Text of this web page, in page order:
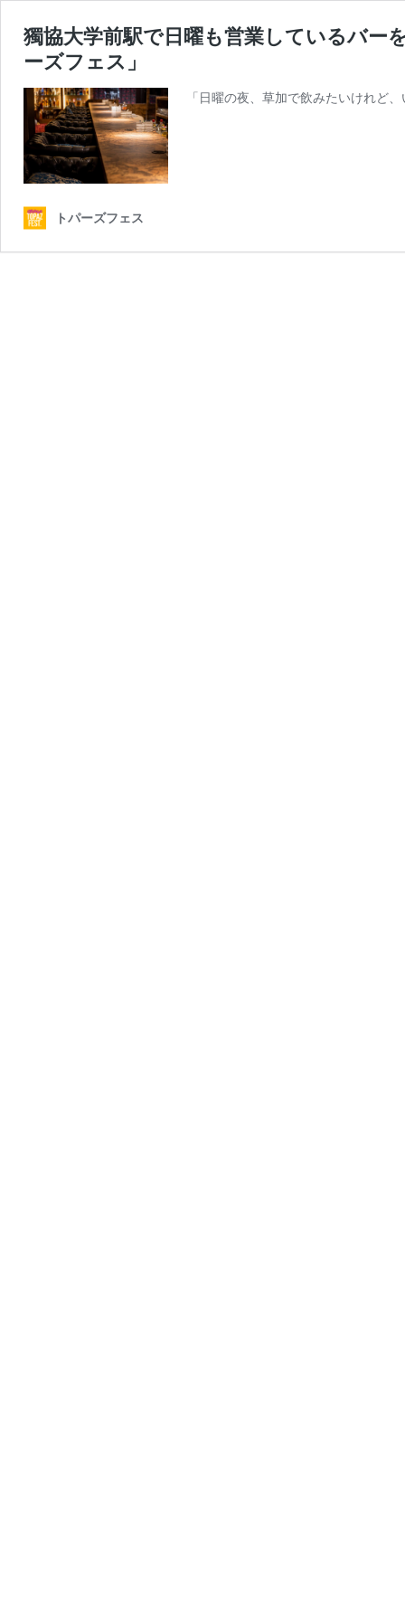
獨協大学前駅で日曜も営業しているバー
ーズフェス」
「日曜の夜、草加で飲みたいけれど
トパーズフェス